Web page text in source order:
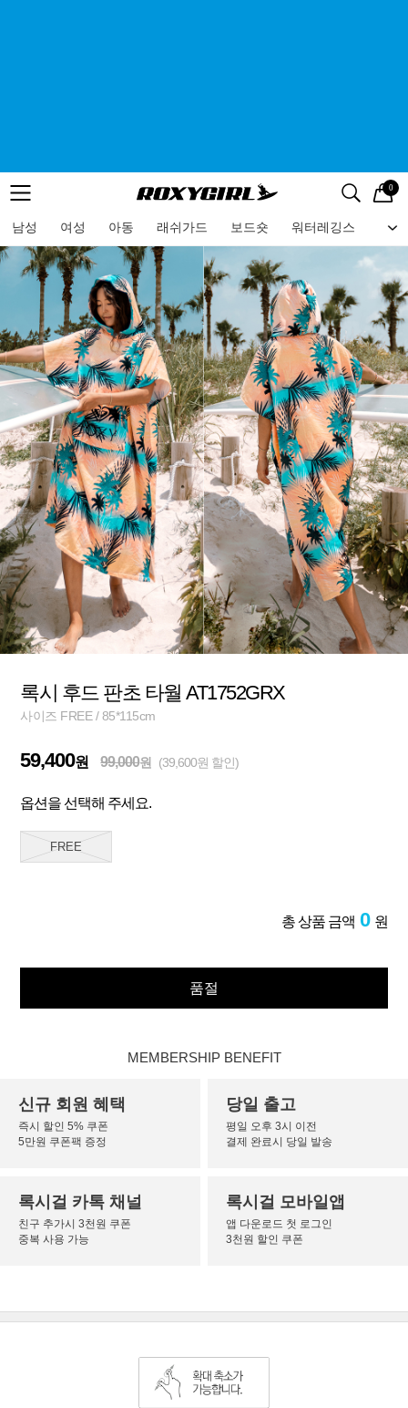
메뉴 검색
로고 0
남성 여성 아동 래쉬가드 보드숏 워터레깅스 비
메뉴
록시 후드 판초 타월 AT1752GRX
사이즈 FREE / 85*115cm
59,400원 99,000원 (39,600원 할인)
옵션을 선택해 주세요.
FREE
총 상품 금액 0 원
품절
MEMBERSHIP BENEFIT
신규 회원 혜택
즉시 할인 5% 쿠폰
5만원 쿠폰팩 증정
당일 출고
평일 오후 3시 이전
결제 완료시 당일 발송
록시걸 카톡 채널
친구 추가시 3천원 쿠폰
중복 사용 가능
록시걸 모바일앱
앱 다운로드 첫 로그인
3천원 할인 쿠폰